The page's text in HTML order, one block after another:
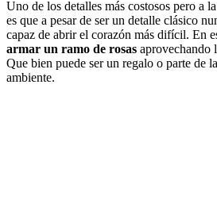
Uno de los detalles más costosos pero a
es que a pesar de ser un detalle clásico
capaz de abrir el corazón más difícil. En
armar un ramo de rosas aprovechando
Que bien puede ser un regalo o parte de
ambiente.